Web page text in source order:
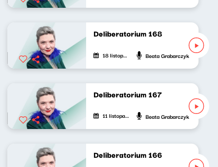
Deliberatorium 168
18 listopada 2023 Beata Grabarczyk
Deliberatorium 167
11 listopada 2023 Beata Grabarczyk
Deliberatorium 166